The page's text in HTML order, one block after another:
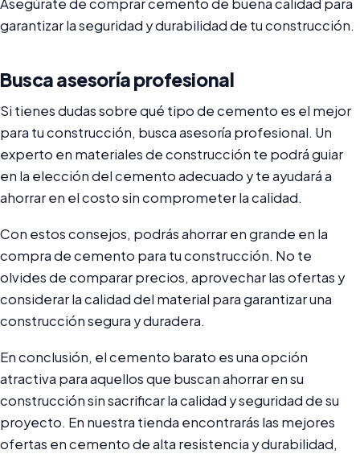
garantizar la seguridad y durabilidad de tu construcción.
Busca asesoría profesional
Si tienes dudas sobre qué tipo de cemento es el mejor
para tu construcción, busca asesoría profesional. Un
experto en materiales de construcción te podrá guiar
en la elección del cemento adecuado y te ayudará a
ahorrar en el costo sin comprometer la calidad.
Con estos consejos, podrás ahorrar en grande en la
compra de cemento para tu construcción. No te
olvides de comparar precios, aprovechar las ofertas y
considerar la calidad del material para garantizar una
construcción segura y duradera.
En conclusión, el cemento barato es una opción
atractiva para aquellos que buscan ahorrar en su
construcción sin sacrificar la calidad y seguridad de su
proyecto. En nuestra tienda encontrarás las mejores
ofertas en cemento de alta resistencia y durabilidad,